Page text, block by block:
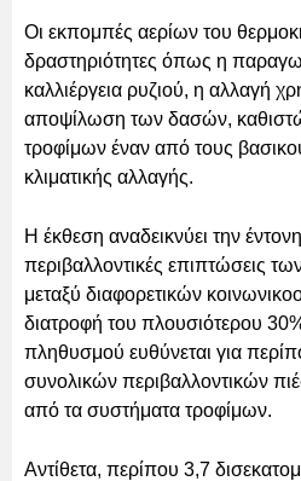
Οι εκπομπές αερίων του
δραστηριότητες όπως η
καλλιέργεια ρυζιού, η αλλαγή
αποψίλωση των δασών,
τροφίμων έναν από τους
κλιματικής αλλαγής.
Η έκθεση αναδεικνύει την
περιβαλλοντικές επιπτώσεις
μεταξύ διαφορετικών
διατροφή του πλουσιότερου
πληθυσμού ευθύνεται για
συνολικών περιβαλλοντικών
από τα συστήματα τροφίμων.
Αντίθετα, περίπου 3,7